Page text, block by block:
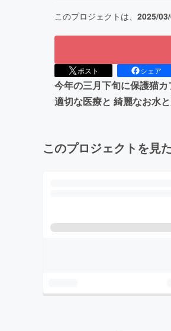
このプロジェクトは、 2025/
ポスト シェア
今年の三月下旬に保護猫
適切な医療と 綺麗なお水
このプロジェクトを見